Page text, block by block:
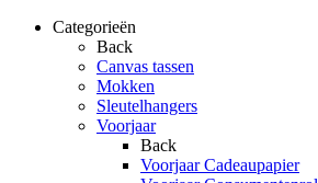
Categorieën
Back
Canvas tassen
Mokken
Sleutelhangers
Voorjaar
Back
Voorjaar Cadeaupapier